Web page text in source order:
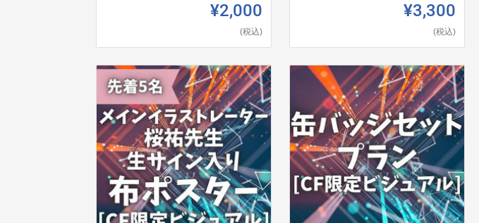
¥2,000
(税込)
¥3,300
(税込)